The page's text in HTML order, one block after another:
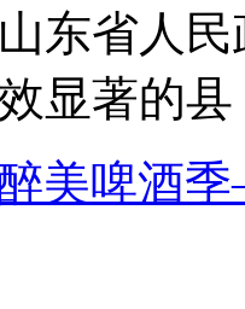
省人民
显著的
美啤酒